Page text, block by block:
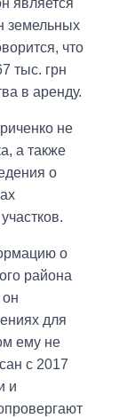
является
земельных
что
тыс. грн
в аренду.
не
а также
о
о
района
он
для
ему не
с 2017
и